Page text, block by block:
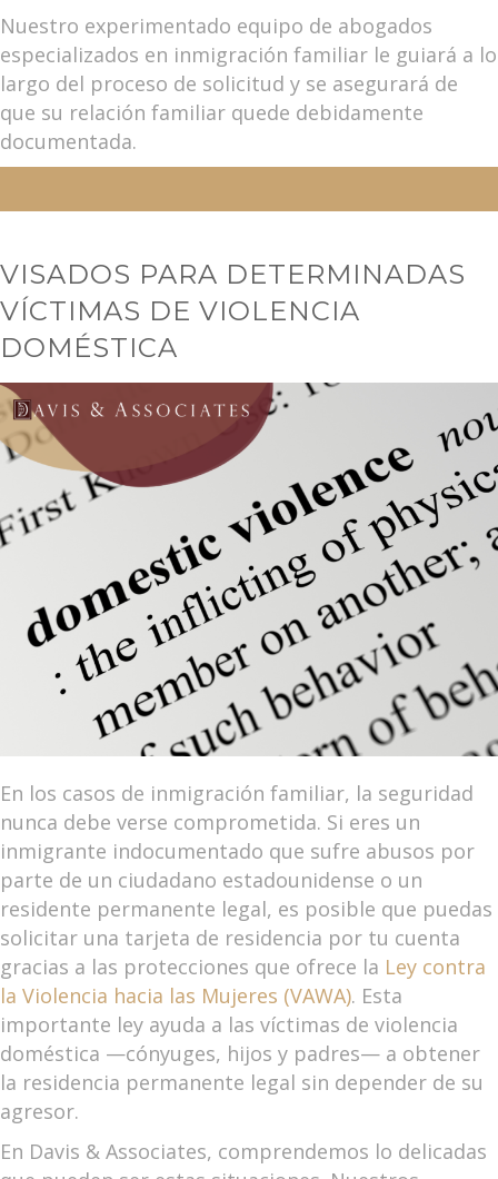
Nuestro experimentado equipo de abogados
especializados en inmigración familiar le guiará a lo
largo del proceso de solicitud y se asegurará de
que su relación familiar quede debidamente
documentada.
VISADOS PARA DETERMINADAS
VÍCTIMAS DE VIOLENCIA
DOMÉSTICA
En los casos de inmigración familiar, la seguridad
nunca debe verse comprometida. Si eres un
inmigrante indocumentado que sufre abusos por
parte de un ciudadano estadounidense o un
residente permanente legal, es posible que puedas
solicitar una tarjeta de residencia por tu cuenta
gracias a las protecciones que ofrece la Ley contra
la Violencia hacia las Mujeres (VAWA). Esta
importante ley ayuda a las víctimas de violencia
doméstica —cónyuges, hijos y padres— a obtener
la residencia permanente legal sin depender de su
agresor.
En Davis & Associates, comprendemos lo delicadas